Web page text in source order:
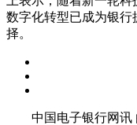
数字化转型已成为银
择。
中国电子银行网讯